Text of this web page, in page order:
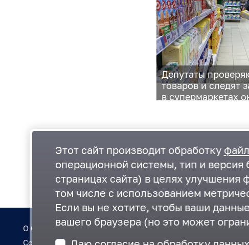
Депутаты
товаров и следят
в супермаркетах
О Совете
Состав
Регламент
План работ
Этот сайт производит обработку
операционной системы, тип и версия
страницах сайта) в целях улучшения
том числе с использованием
Если вы не хотите, чтобы ваши
вашего браузера (но это может